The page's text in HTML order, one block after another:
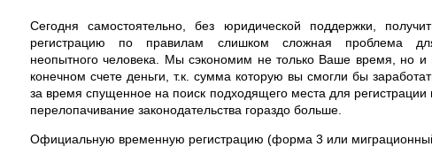
Сегодня самостоятельно, без юридической поддержки,
регистрацию по правилам слишком сложная проблема
неопытного человека. Мы сэкономим не только Ваше время, но и
конечном счете деньги, т.к. сумма которую вы смогли бы
за время спущенное на поиск подходящего места для регистрации
перелопачивание законодательства гораздо больше.
Официальную временную регистрацию (форма 3 или